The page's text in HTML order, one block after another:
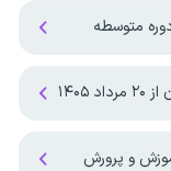
متوسطه